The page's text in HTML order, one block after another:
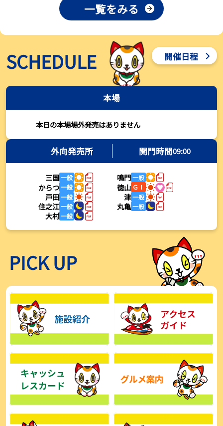
【ボートレース】訓練中の大けが乗り越えデビューした宮崎心之介
が初Ｖ王手「１枠なら負けないと思います」～とこなめルーキーＳ
2026年08月03日
【常滑ボート・ルーキーＳ】津田陸翔はリング交換で気配一変「初
優勝目指して頑張ります」
【とこなめボート・岩瀬仁紀さんコラム】最後は塚越海斗に注目、
【ボートレース】荒木颯斗が地元勢でただ１人優出果たす「地元で
初優勝したい」／常滑 - 日刊スポーツ
2026年08月03日
【ボートレース】４枠で優出の塚越海斗が強気節「攻めていくレー
スをします」／常滑 - 日刊スポーツ
2026年08月03日
【ボートレース】広瀬凜が接戦制して２着で優出「出足、回り足は
かなりいい状態」／常滑 - 日刊スポーツ
【とこなめボート】塚越海斗が優勝戦で脅威の伸びを披露する「合
2026年08月03日
【とこなめボート】広瀬凜は準優で見つかった課題の克服へ「結果
的に１着を取れればいい」
2026年08月03日
2026年08月03日
一覧をみる
SCHEDULE 開催日程
本場
本日の本場場外発売はありません
外向発売所 開門時間09:00
三国一般 鳴門一般
からつ一般 徳山 ＧⅠ
戸田一般 津一般
住之江一般 丸亀一般
大村一般
PICK UP